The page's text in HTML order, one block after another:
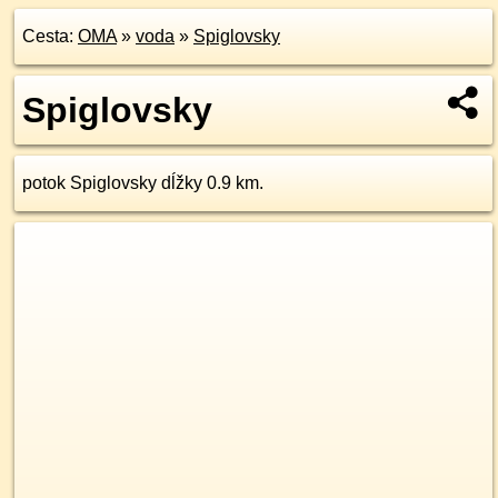
Cesta: OMA» voda » Spiglovsky
Spiglovsky
potok Spiglovsky dĺžky 0.9 km.